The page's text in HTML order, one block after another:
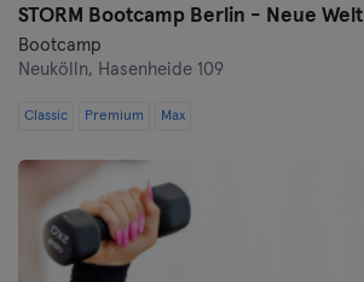
STORM Bootcamp Berlin - Neue Welt
Bootcamp
Neukölln, Hasenheide 109
Classic Premium Max